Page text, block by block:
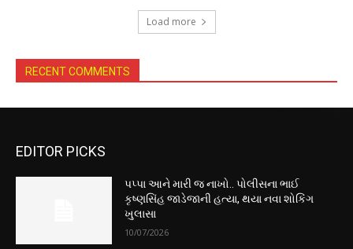
Load more
RECENT COMMENTS
EDITOR PICKS
પપ્પા આને મારી જ નાખો.. પોલીસના ભાઈ
કૃષ્ણસિંહ જાડેજાની હત્યા, થયા નવા શોકિંગ
ખુલાસા
10/07/2026